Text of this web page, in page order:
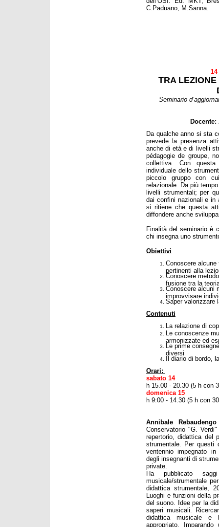
C.Paduano, M.Sanna.
TRA
Seminario
Da qualche anno si sta
prevede la presenza
anche di età e di livelli
pédagogie de groupe,
collettiva. Con questa
individuale dello
piccolo gruppo con
relazionale. Da più
livelli strumentali; per
dai confini nazionali e in
si ritiene che questa
diffondere anche
Finalità del seminario è
chi insegna uno
Obiettivi
Conoscere
pertinenti alla
Conoscere
fusione tra la
Conoscere alcuni
improvvisare
Saper valorizzare
Contenuti
La relazione di
Le conoscenze
armonizzate ed
Le prime
diversi
Il diario di bordo,
Orari:
sabato 14
h 15.00 - 20.30 (5 h con
domenica 15
h 9:00 - 14.30 (5 h con
Annibale Rebaudengo
Conservatorio "G.
repertorio, didattica del
strumentale. Per questi
ventennio impegnato
degli insegnanti di
private.
Ha pubblicato
musicale/strumentale
didattica strumentale,
Luoghi e funzioni della
del suono. Idee per la
saperi musicali.
didattica musicale e
appropriato.